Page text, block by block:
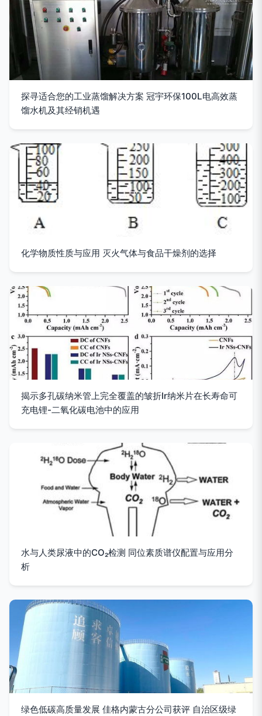
探寻适合您的工业蒸馏解决方案 冠宇环保100L电高效蒸
馏水机及其经销机遇
化学物质性质与应用 灭火气体与食品干燥剂的选择
揭示多孔碳纳米管上完全覆盖的皱折Ir纳米片在长寿命可
充电锂-二氧化碳电池中的应用
水与人类尿液中的CO₂检测 同位素质谱仪配置与应用分
析
绿色低碳高质量发展 佳格内蒙古分公司获评 自治区级绿